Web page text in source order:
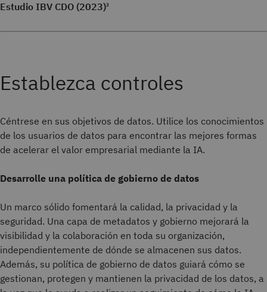
Estudio IBV CDO (2023)3
Establezca controles
Céntrese en sus objetivos de datos. Utilice los conocimientos
de los usuarios de datos para encontrar las mejores formas
de acelerar el valor empresarial mediante la IA.
Desarrolle una política de gobierno de datos
Un marco sólido fomentará la calidad, la privacidad y la
seguridad. Una capa de metadatos y gobierno mejorará la
visibilidad y la colaboración en toda su organización,
independientemente de dónde se almacenen sus datos.
Además, su política de gobierno de datos guiará cómo se
gestionan, protegen y mantienen la privacidad de los datos, a